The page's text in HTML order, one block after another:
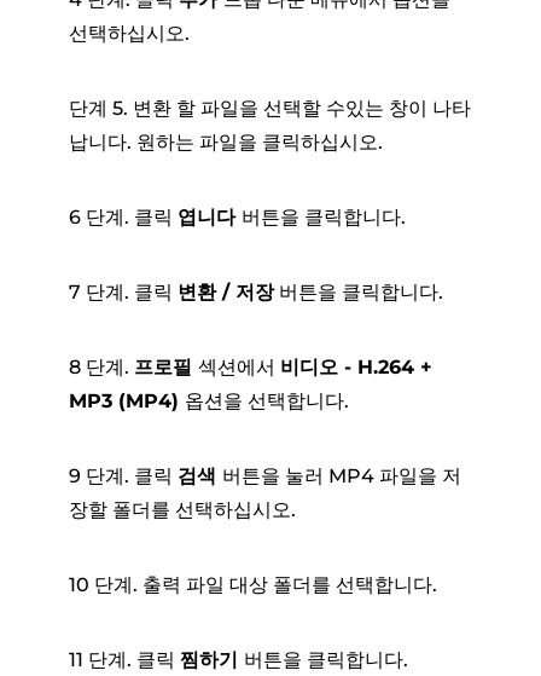
선택하십시오.
단계 5. 변환 할 파일을 선택할 수있는 창이 나타
납니다. 원하는 파일을 클릭하십시오.
6 단계. 클릭 엽니다 버튼을 클릭합니다.
7 단계. 클릭 변환 / 저장버튼을 클릭합니다.
8 단계. 프로필 섹션에서 비디오 - H.264 +
MP3 (MP4) 옵션을 선택합니다.
9 단계. 클릭 검색 버튼을 눌러 MP4 파일을 저
장할 폴더를 선택하십시오.
10 단계. 출력 파일 대상 폴더를 선택합니다.
11 단계. 클릭 찜하기 버튼을 클릭합니다.